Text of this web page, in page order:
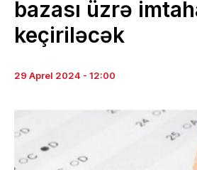
bazası üzrə
keçiriləcək
29 Aprel 2024 - 12:00